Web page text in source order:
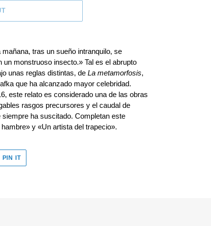
tras un sueño intranquilo, se
monstruoso insecto.» Tal es el abrupto
unas reglas distintas, de La metamorfosis,
que ha alcanzado mayor celebridad.
este relato es considerado una de las obras
rasgos precursores y el caudal de
ha suscitado. Completan este
y «Un artista del trapecio».
PIN ITPIN
PINTEREST